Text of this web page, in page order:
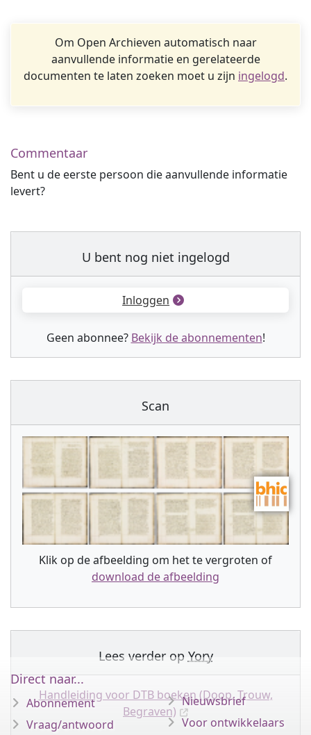
Om Open Archieven automatisch naar
aanvullende informatie en gerelateerde
documenten te laten zoeken moet u zijn ingelogd.
Commentaar
Bent u de eerste persoon die aanvullende informatie
levert?
U bent nog niet ingelogd
Inloggen
Geen abonnee? Bekijk de abonnementen!
Scan
Klik op de afbeelding om het te vergroten of
download de afbeelding
Lees verder op Yory
Handleiding voor DTB boeken (Doop, Trouw,
Begraven)
Direct naar...
Abonnement
Vraag/antwoord
Nieuwsbrief
Voor ontwikkelaars